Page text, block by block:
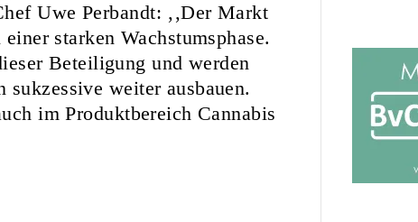
Uwe Perbandt: ‚‚Der Markt
starken Wachstumsphase.
Beteiligung und werden
weiter ausbauen.
im Produktbereich Cannabis